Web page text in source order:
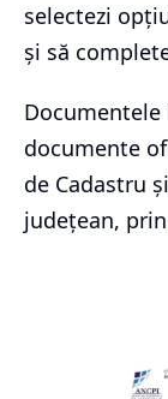
selectezi
și să
documente
de Cadastru
județean,